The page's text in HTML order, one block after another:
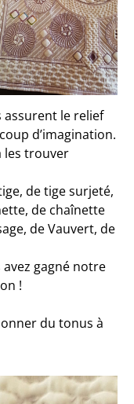
le relief
d’imagination.
les trouver
de tige surjeté,
de chaînette
de Vauvert, de
avez gagné notre
!
du tonus à